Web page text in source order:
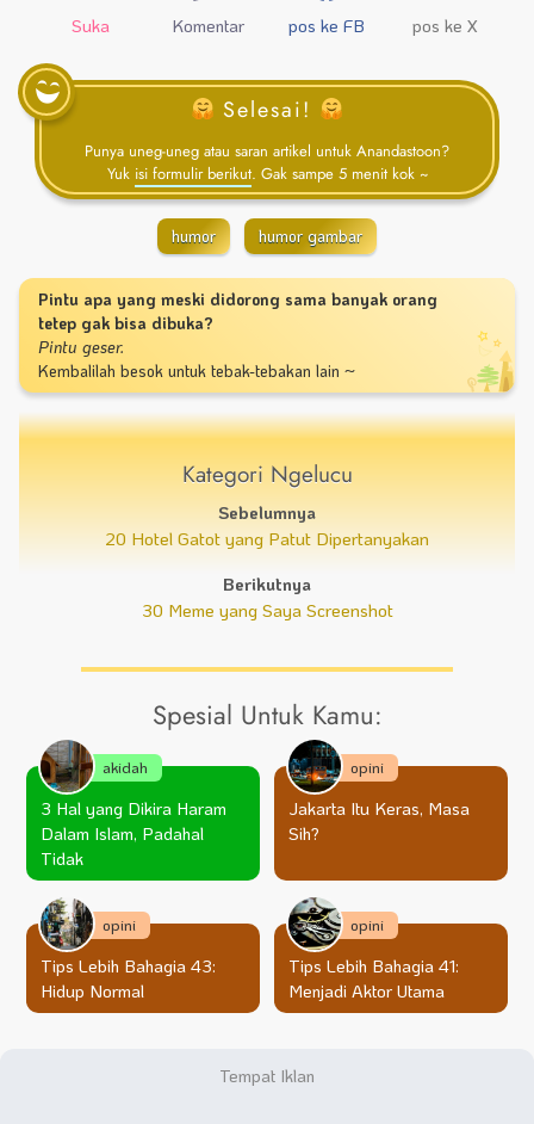
Suka Komentar pos ke FB pos ke X
Selesai!
Punya uneg-uneg atau saran artikel untuk Anandastoon?
Yuk isi formulir berikut. Gak sampe 5 menit kok ~
humor humor gambar
Pintu apa yang meski didorong sama banyak orang
tetep gak bisa dibuka?
Pintu geser.
Kembalilah besok untuk tebak-tebakan lain ~
Kategori Ngelucu
Sebelumnya
20 Hotel Gatot yang Patut Dipertanyakan
Berikutnya
30 Meme yang Saya Screenshot
Spesial Untuk Kamu:
3 Hal yang Dikira Haram
Dalam Islam, Padahal
Tidak
akidah
Jakarta Itu Keras, Masa
Sih?
opini
Tips Lebih Bahagia 43:
Hidup Normal
opini
Tips Lebih Bahagia 41:
Menjadi Aktor Utama
opini